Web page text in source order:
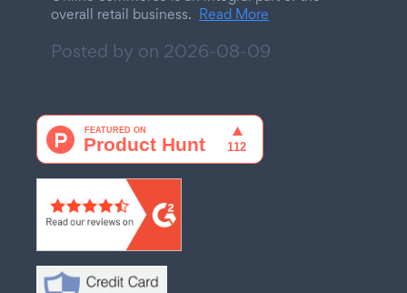
overall retail business. Read More
Posted by on 2026-08-09